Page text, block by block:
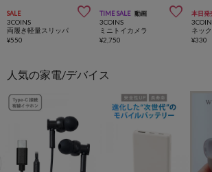
SALE 
3COINS
両履き軽量スリッパ
¥550
TIME SALE 動画 
3COINS
ミニトイカメラ
¥2,750
本日発
ネッ
¥330
人気の家電/デバイス